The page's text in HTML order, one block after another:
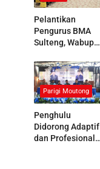
Pelantikan
Pengurus BMA
Sulteng, Wabup
Tegaskan
Dukungan
terhadap
Pelestarian Adat
Parigi Moutong
Penghulu
Didorong Adaptif
dan Profesional